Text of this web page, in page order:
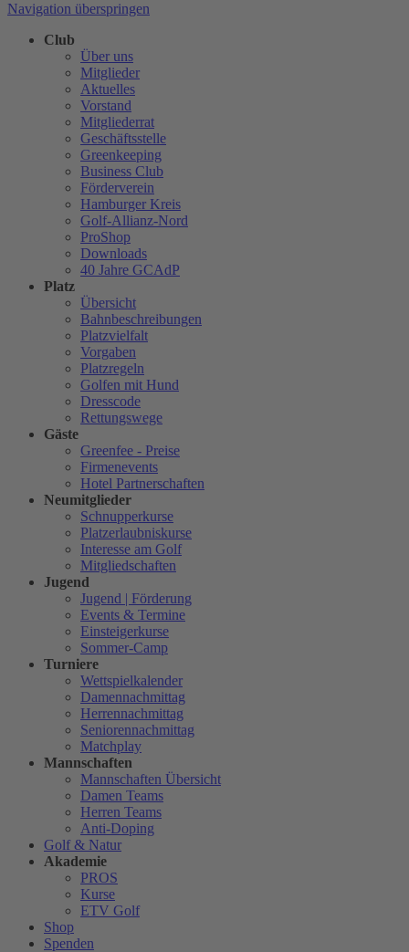
Navigation überspringen
Club
Über uns
Mitglieder
Aktuelles
Vorstand
Mitgliederrat
Geschäftsstelle
Greenkeeping
Business Club
Förderverein
Hamburger Kreis
Golf-Allianz-Nord
ProShop
Downloads
40 Jahre GCAdP
Platz
Übersicht
Bahnbeschreibungen
Platzvielfalt
Vorgaben
Platzregeln
Golfen mit Hund
Dresscode
Rettungswege
Gäste
Greenfee - Preise
Firmenevents
Hotel Partnerschaften
Neumitglieder
Schnupperkurse
Platzerlaubniskurse
Interesse am Golf
Mitgliedschaften
Jugend
Jugend | Förderung
Events & Termine
Einsteigerkurse
Sommer-Camp
Turniere
Wettspielkalender
Damennachmittag
Herrennachmittag
Seniorennachmittag
Matchplay
Mannschaften
Mannschaften Übersicht
Damen Teams
Herren Teams
Anti-Doping
Golf & Natur
Akademie
PROS
Kurse
ETV Golf
Shop
Spenden